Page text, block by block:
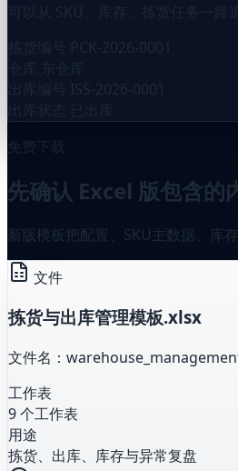
可以从 SKU、库存、拣货任务一路
拣货编号
PCK-2026-0001
仓库
东仓库
出库编号
ISS-2026-0001
出库状态
已出库
免费下载
先确认 Excel 版包含的
新版模板把配置、SKU主数据、库
文件
拣货与出库管理模板.xlsx
文件名：
工作表
9 个工作表
用途
拣货、出库、库存与异常复盘